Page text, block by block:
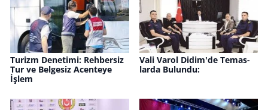
Tu­rizm De­ne­ti­mi: Reh­ber­siz
Tur ve Bel­ge­siz Acen­te­ye
İşlem
Vali Varol Didim'de Te­mas­
lar­da Bu­lun­du: